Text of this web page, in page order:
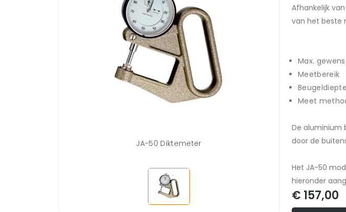
JA-50 Diktemeter
Afhankelijk
van het beste
Max.
Meetbereik
Beugeldiepte
Meet
De aluminium
door de
Het JA-50
hieronder
€ 157,00